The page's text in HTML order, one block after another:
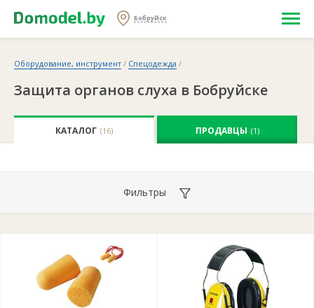
Бобруйск
Оборудование, инструмент / Спецодежда /
Защита органов слуха в Бобруйске
КАТАЛОГ (16) ПРОДАВЦЫ (1)
Фильтры